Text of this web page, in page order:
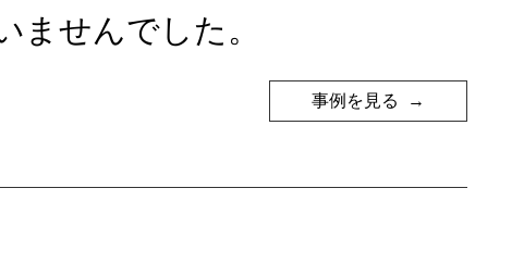
せんでした。
事例を見る